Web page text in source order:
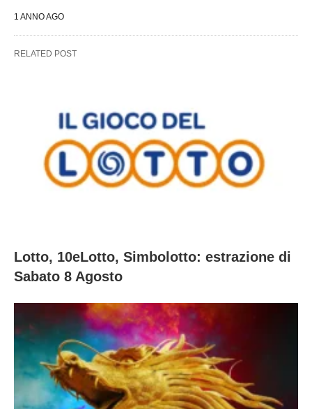
1 ANNO AGO
RELATED POST
Lotto, 10eLotto, Simbolotto: estrazione di
Sabato 8 Agosto